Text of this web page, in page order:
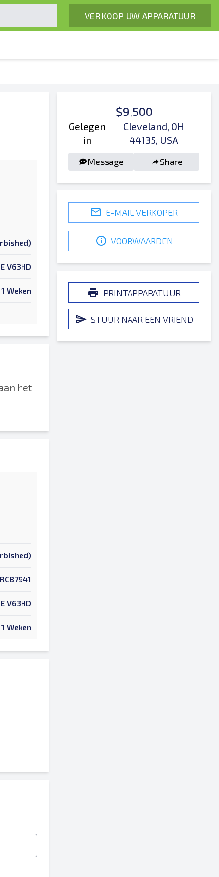
VERKOOP UW APPARATUUR
V63HD
1 Weken
het
RCB7941
V63HD
1 Weken
$9,500
Gelegen
in
Cleveland, OH
44135, USA
Message Share
E-MAIL VERKOPER
VOORWAARDEN
PRINTAPPARATUUR
STUUR NAAR EEN VRIEND